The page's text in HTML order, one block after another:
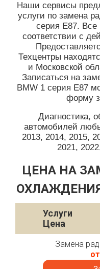
Наши сервисы
услуги по замена
серия Е87.
соответствии с
Техцентры
и Московской
Записаться на
BMW 1 серия E87
форму
Диагностика,
автомобилей
2013, 2014, 2015,
2021,
ЦЕНА НА
ОХЛАЖДЕНИЯ
Услуги
Цена
Замена